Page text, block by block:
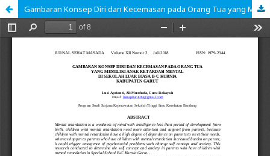
Gambaran Konsep Diri dan Kecemasan pada Orang Tua yang Memiliki Anak Retardasi Mental di Sekolah Luar Biasa B-C Kurnia Kabupaten Garut